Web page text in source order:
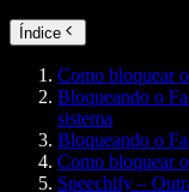
Índice
Como bloquear
Bloqueando o
sistema
Bloqueando o
Como bloquear
Speechify –